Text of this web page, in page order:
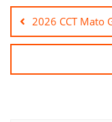
de
Post2026 CCT Mato